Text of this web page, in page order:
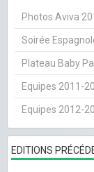
Photos Aviva
Soirée
Plateau Baby
Equipes 2011-
Equipes 2012-
EDITIONS